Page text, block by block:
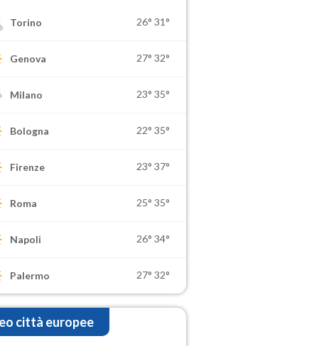
Torino 26° 31°
Genova 27° 32°
Milano 23° 35°
Bologna 22° 35°
Firenze 23° 37°
Roma 25° 35°
Napoli 26° 34°
Palermo 27° 32°
città europee